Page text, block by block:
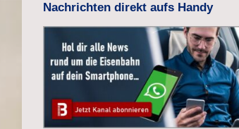
Nachrichten direkt aufs Handy